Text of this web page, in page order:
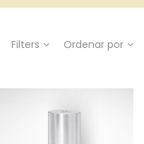
Filters Ordenar por